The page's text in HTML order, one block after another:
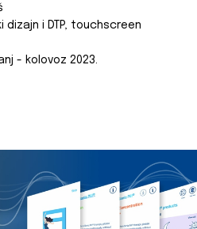
i DTP, touchscreen
- kolovoz 2023.